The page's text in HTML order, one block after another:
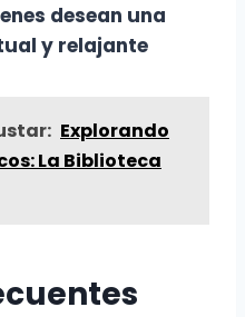
desean una
y relajante
Explorando
La Biblioteca